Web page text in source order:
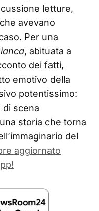
letture,
avevano
Per una
, abituata a
dei fatti,
emotivo della
potentissimo:
di scena
storia che torna
del
aggiornato